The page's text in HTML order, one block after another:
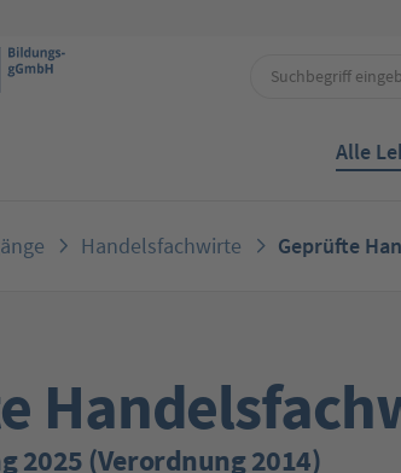
Alle
Handelsfachwirte Geprüfte
2025 (Verordnung 2014)